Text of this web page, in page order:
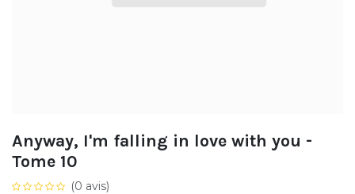
Anyway, I'm falling in love with you -
Tome 10
(0 avis)